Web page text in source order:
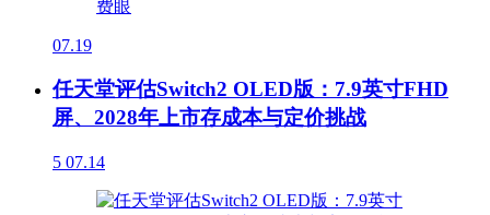
07.19
任天堂评估Switch2 OLED版：7.9英寸FHD
屏、2028年上市存成本与定价挑战
5 07.14